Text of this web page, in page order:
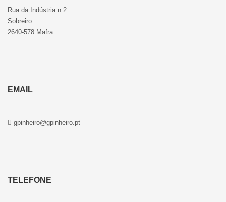
Rua da Indústria n 2
Sobreiro
2640-578 Mafra
EMAIL
gpinheiro@gpinheiro.pt
TELEFONE